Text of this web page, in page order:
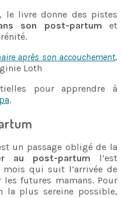
le livre donne des pistes
son post-partum et
après son accouchement,
Loth
pour apprendre à
.
un passage obligé de la
au post-partum l’est
qui suit l’arrivée de
futures mamans. Pour
la plus sereine possible,